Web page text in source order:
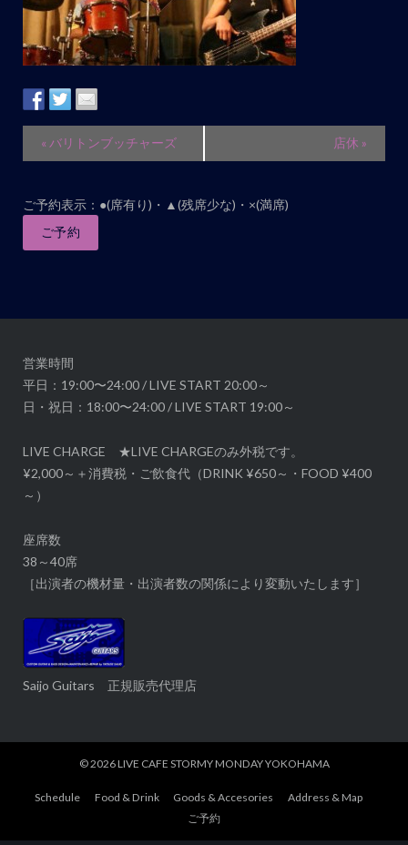
ベ
ト
ョ
ン
« バリトンブッチャーズ 店休 »
ご予約表示：●(席有り)・▲(残席少な)・×(満席)
ご予約
営業時間
平日：19:00〜24:00 / LIVE START 20:00～
日・祝日：18:00〜24:00 / LIVE START 19:00～
LIVE CHARGE ★LIVE CHARGEのみ外税です。
¥2,000～＋消費税・ご飲食代（DRINK ¥650～・FOOD ¥400
～）
座席数
38～40席
［出演者の機材量・出演者数の関係により変動いたします］
Saijo Guitars 正規販売代理店
© 2026LIVE CAFE STORMY MONDAY YOKOHAMA
Schedule Food & Drink Goods & Accesories
Address & Map
ご予約